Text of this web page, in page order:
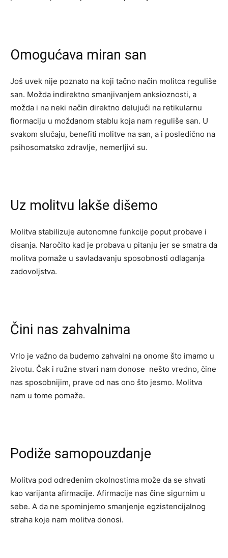
Omogućava miran san
Još uvek nije poznato na koji tačno način molitca reguliše
san. Možda indirektno smanjivanjem anksioznosti, a
možda i na neki način direktno delujući na retikularnu
fiormaciju u moždanom stablu koja nam reguliše san. U
svakom slučaju, benefiti molitve na san, a i posledično na
psihosomatsko zdravlje, nemerljivi su.
Uz molitvu lakše dišemo
Molitva stabilizuje autonomne funkcije poput probave i
disanja. Naročito kad je probava u pitanju jer se smatra da
molitva pomaže u savladavanju sposobnosti odlaganja
zadovoljstva.
Čini nas zahvalnima
Vrlo je važno da budemo zahvalni na onome što imamo u
životu. Čak i ružne stvari nam donose nešto vredno, čine
nas sposobnijim, prave od nas ono što jesmo. Molitva
nam u tome pomaže.
Podiže samopouzdanje
Molitva pod određenim okolnostima može da se shvati
kao varijanta afirmacije. Afirmacije nas čine sigurnim u
sebe. A da ne spominjemo smanjenje egzistencijalnog
straha koje nam molitva donosi.